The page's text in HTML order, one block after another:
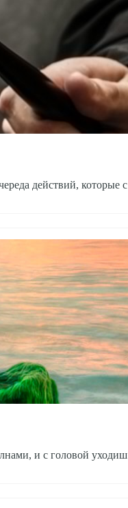
действий, которые с
и с головой уходиш